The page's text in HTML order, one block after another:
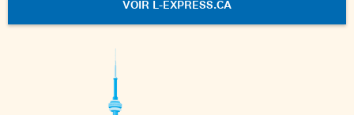
VOIR L-EXPRESS.CA